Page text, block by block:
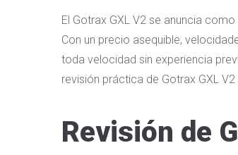
El Gotrax GXL V2 se anuncia
Con un precio asequible,
toda velocidad sin experiencia
revisión práctica de Gotrax GXL
Revisión de